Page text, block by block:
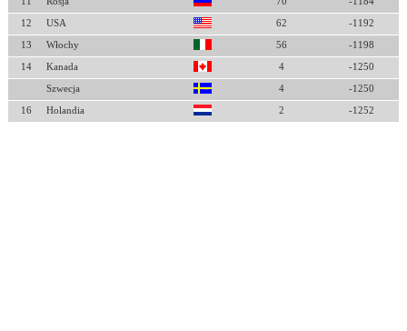
12 USA 62 -1192
13 Włochy 56 -1198
14 Kanada 4 -1250
Szwecja 4 -1250
16 Holandia 2 -1252